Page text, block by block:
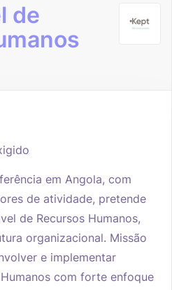
de
em Angola, com
de atividade, pretende
de Recursos Humanos,
organizacional. Missão
e implementar
com forte enfoque